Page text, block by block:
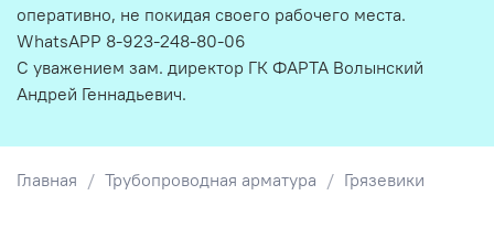
Главная Трубопроводная арматура Грязевики
оперативно, не покидая своего рабочего места.
WhatsAPP 8-923-248-80-06
С уважением зам. директор ГК ФАРТА Волынский
Андрей Геннадьевич.